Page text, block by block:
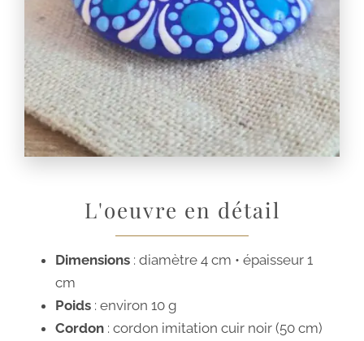
L'oeuvre en détail
Dimensions : diamètre 4 cm • épaisseur 1
cm
Poids : environ 10 g
Cordon : cordon imitation cuir noir (50 cm)